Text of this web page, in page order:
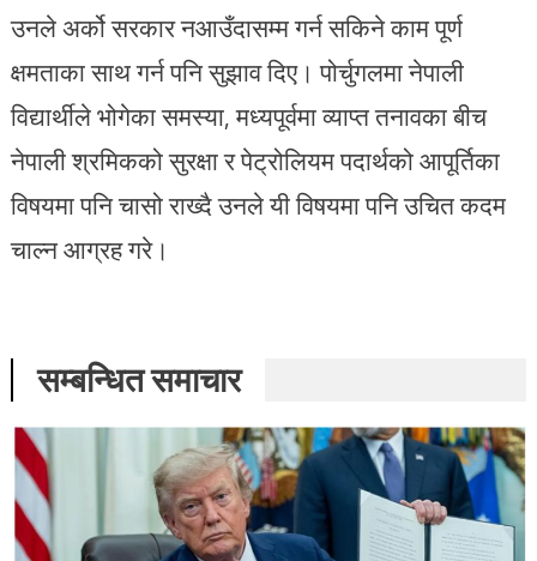
उनले अर्को सरकार नआउँदासम्म गर्न सकिने काम पूर्ण
क्षमताका साथ गर्न पनि सुझाव दिए। पोर्चुगलमा नेपाली
विद्यार्थीले भोगेका समस्या, मध्यपूर्वमा व्याप्त तनावका बीच
नेपाली श्रमिकको सुरक्षा र पेट्रोलियम पदार्थको आपूर्तिका
विषयमा पनि चासो राख्दै उनले यी विषयमा पनि उचित कदम
चाल्न आग्रह गरे।
सम्बन्धित समाचार